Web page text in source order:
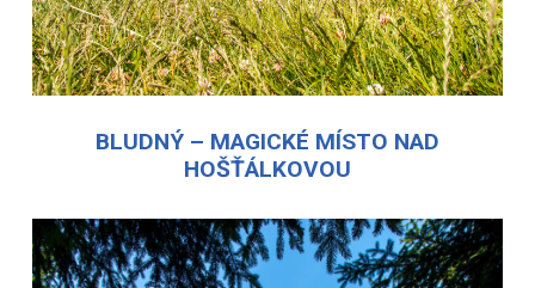
BLUDNÝ – MAGICKÉ MÍSTO NAD
HOŠŤÁLKOVOU